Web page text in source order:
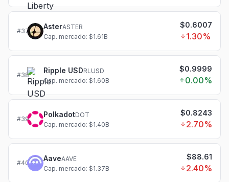
#37
AsterASTER
Cap. mercado: $1.61B
$0.6007
1.30%
#38
Ripple USDRLUSD
Cap. mercado: $1.60B
$0.9999
0.00%
#39
PolkadotDOT
Cap. mercado: $1.40B
$0.8243
2.70%
#40
AaveAAVE
Cap. mercado: $1.37B
$88.61
2.40%